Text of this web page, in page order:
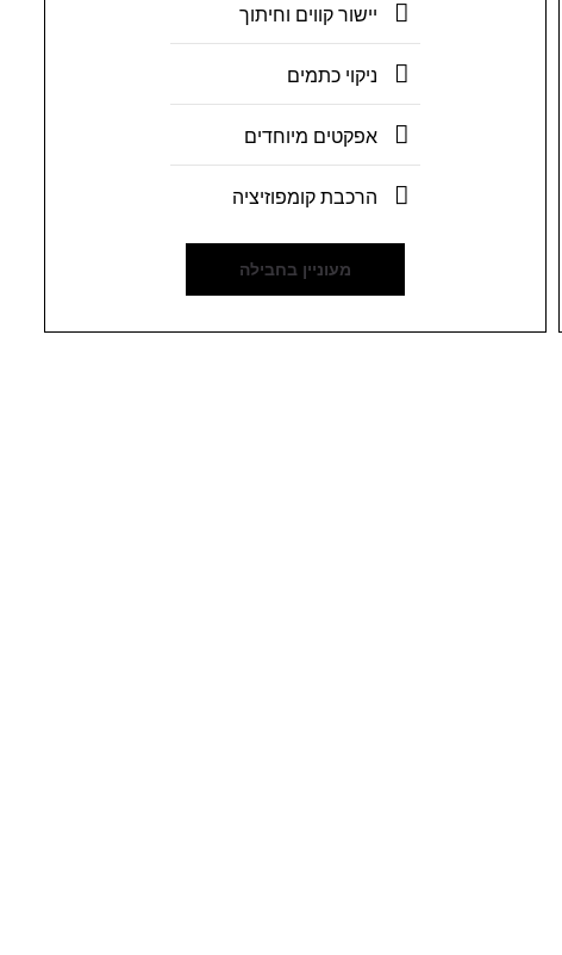
יישור קווים וחיתוך
ניקוי כתמים
אפקטים מיוחדים
הרכבת קומפוזיציה
מעוניין בחבילה